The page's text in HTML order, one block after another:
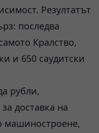
Резултатът
последва
Кралство,
и 650 саудитски
рубли,
доставка на
машиностроене,